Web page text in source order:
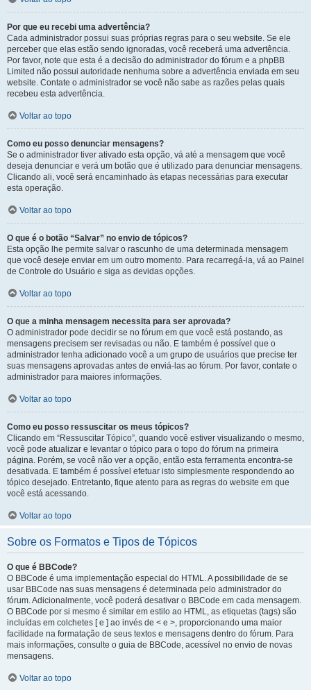
Por que eu recebi uma advertência?
Cada administrador possui suas próprias regras para o seu website. Se ele
perceber que elas estão sendo ignoradas, você receberá uma advertência.
Por favor, note que esta é a decisão do administrador do fórum e a phpBB
Limited não possui autoridade nenhuma sobre a advertência enviada em seu
website. Contate o administrador se você não sabe as razões pelas quais
recebeu esta advertência.
Voltar ao topo
Como eu posso denunciar mensagens?
Se o administrador tiver ativado esta opção, vá até a mensagem que você
deseja denunciar e verá um botão que é utilizado para denunciar mensagens.
Clicando ali, você será encaminhado às etapas necessárias para executar
esta operação.
Voltar ao topo
O que é o botão “Salvar” no envio de tópicos?
Esta opção lhe permite salvar o rascunho de uma determinada mensagem
que você deseje enviar em um outro momento. Para recarregá-la, vá ao Painel
de Controle do Usuário e siga as devidas opções.
Voltar ao topo
O que a minha mensagem necessita para ser aprovada?
O administrador pode decidir se no fórum em que você está postando, as
mensagens precisem ser revisadas ou não. E também é possível que o
administrador tenha adicionado você a um grupo de usuários que precise ter
suas mensagens aprovadas antes de enviá-las ao fórum. Por favor, contate o
administrador para maiores informações.
Voltar ao topo
Como eu posso ressuscitar os meus tópicos?
Clicando em “Ressuscitar Tópico”, quando você estiver visualizando o mesmo,
você pode atualizar e levantar o tópico para o topo do fórum na primeira
página. Porém, se você não ver a opção, então esta ferramenta encontra-se
desativada. E também é possível efetuar isto simplesmente respondendo ao
tópico desejado. Entretanto, fique atento para as regras do website em que
você está acessando.
Voltar ao topo
Sobre os Formatos e Tipos de Tópicos
O que é BBCode?
O BBCode é uma implementação especial do HTML. A possibilidade de se
usar BBCode nas suas mensagens é determinada pelo administrador do
fórum. Adicionalmente, você poderá desativar o BBCode em cada mensagem.
O BBCode por si mesmo é similar em estilo ao HTML, as etiquetas (tags) são
incluídas em colchetes [ e ] ao invés de < e >, proporcionando uma maior
facilidade na formatação de seus textos e mensagens dentro do fórum. Para
mais informações, consulte o guia de BBCode, acessível no envio de novas
mensagens.
Voltar ao topo